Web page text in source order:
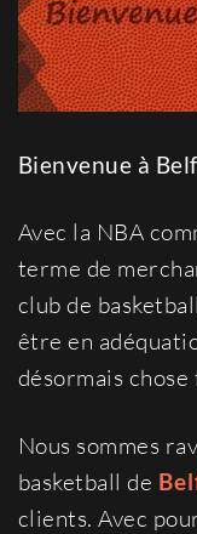
Bienvenue à
Avec la NBA
terme de
club de
être en
désormais chose
Nous sommes
basketball de
clients. Avec